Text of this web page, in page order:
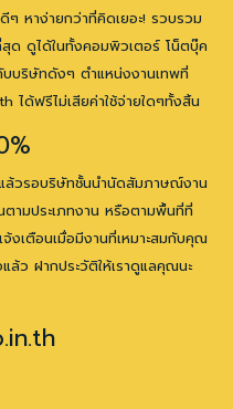
ๆ หาง่ายกว่าที่คิดเยอะ! รวบรวม
ด ดูได้ในทั้งคอมพิวเตอร์ โน็ตบุ๊ค
บริษัทดังๆ ตำแหน่งงานเทพที่
ได้ฟรีไม่เสียค่าใช้จ่ายใดๆทั้งสิ้น
ล้วรอบริษัทชั้นนำนัดสัมภาษณ์งาน
ามประเภทงาน หรือตามพื้นที่ที่
งเตือนเมื่อมีงานที่เหมาะสมกับคุณ
ล้ว ฝากประวัติให้เราดูแลคุณนะ